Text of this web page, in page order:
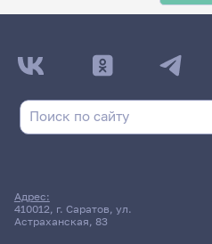
Адрес:
410012, г. Саратов, ул.
Астраханская, 83